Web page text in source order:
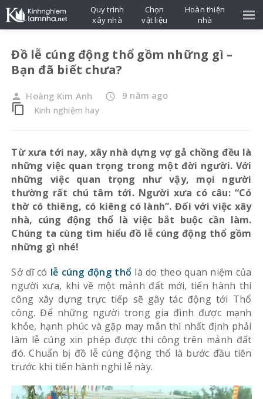
Đồ lễ cúng động thổ gồm những gì –
Bạn đã biết chưa?
person Hoàng Kim Anh access_time 9 năm ago
content_copy Kinh nghiệm hay
Từ xưa tới nay, xây nhà dựng vợ gả chồng đều là
những việc quan trọng trong một đời người. Với
những việc quan trọng như vậy, mọi người
thường rất chú tâm tới. Người xưa có câu: “Có
thờ có thiêng, có kiêng có lành”. Đối với việc xây
nhà, cúng động thổ là việc bắt buộc cần làm.
Chúng ta cùng tìm hiểu đồ lễ cúng động thổ gồm
những gì nhé!
Sở dĩ có lễ cúng động thổ là do theo quan niệm của
người xưa, khi về một mảnh đất mới, tiến hành thi
công xây dựng trực tiếp sẽ gây tác động tới Thổ
công. Để những người trong gia đình được mạnh
khỏe, hạnh phúc và gặp may mắn thì nhất định phải
làm lễ cúng xin phép được thi công trên mảnh đất
đó. Chuẩn bị đồ lễ cúng động thổ là bước đầu tiên
trước khi tiến hành nghi lễ này.
Quy trình
xây nhà
Chọn
vật liệu
Hoàn thiện
nhà